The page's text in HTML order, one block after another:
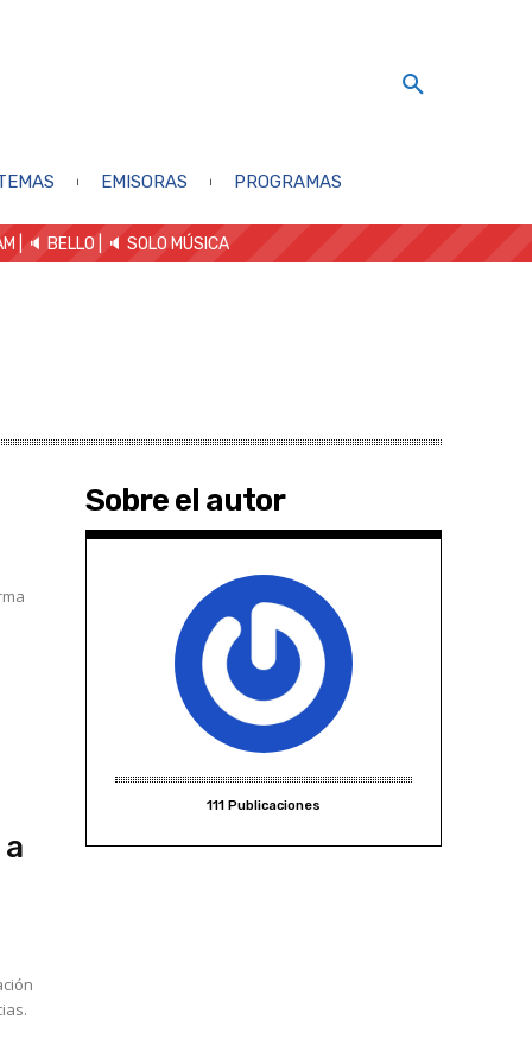
EMISORAS PROGRAMAS
| 🔈 BELLO 🔈 SOLO MÚSICA
Sobre el autor
111 Publicaciones